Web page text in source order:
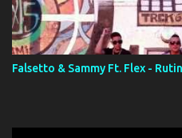
Falsetto & Sammy Ft. Flex -